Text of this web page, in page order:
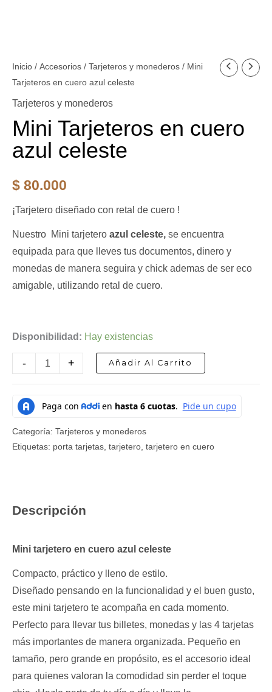
Inicio / Accesorios / Tarjeteros y monederos / Mini
Tarjeteros en cuero azul celeste
Tarjeteros y monederos
Mini Tarjeteros en cuero
azul celeste
$ 80.000
¡Tarjetero diseñado con retal de cuero !
Nuestro Mini tarjetero azul celeste, se encuentra
equipada para que lleves tus documentos, dinero y
monedas de manera seguira y chick ademas de ser eco
amigable, utilizando retal de cuero.
Disponibilidad: Hay existencias
-
Mini
Tarjeteros
en
azul
celeste
+ Añadir Al Carrito
Categoría: Tarjeteros y monederos
Etiquetas: porta tarjetas tarjetero tarjetero en cuero
Descripción
Mini tarjetero en cuero azul celeste
Compacto, práctico y lleno de estilo.
Diseñado pensando en la funcionalidad y el buen gusto,
este mini tarjetero te acompaña en cada momento.
Perfecto para llevar tus billetes, monedas y las 4 tarjetas
más importantes de manera organizada. Pequeño en
tamaño, pero grande en propósito, es el accesorio ideal
para quienes valoran la comodidad sin perder el toque